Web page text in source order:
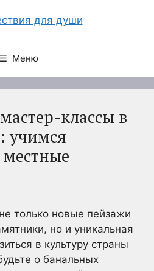
Меню
классы в
учимся
местные
только новые пейзажи
но и уникальная
в культуру страны
о банальных